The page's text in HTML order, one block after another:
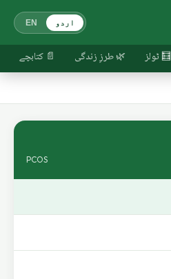
اردو EN
🧮 ٹولز 🌿 طرزِ زندگی 📄 کتابچے
PCOS